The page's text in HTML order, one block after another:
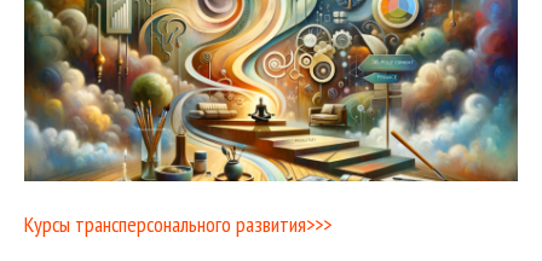
Курсы трансперсонального развития>>>